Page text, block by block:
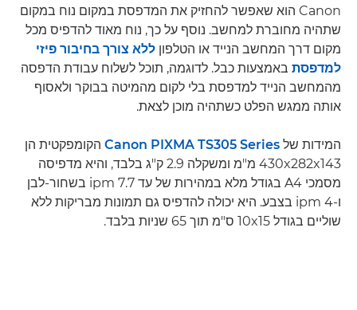
Canon הוא שאפשר להחזיק את המדפסת במקום נוח במקום
שתהיה מחוברת למחשב. נוסף על כך, נוח מאוד להדפיס מכל
מקום דרך המחשב הנייד או הטלפון ללא צורך בחיבור פיזי
למדפסת באמצעות כבל. לדוגמה, תוכל לשלוח עבודת הדפסה
מהמחשב הנייד למדפסת בלי לקום מהמיטה בבוקר ולאסוף
אותה ממגש הפלט כשתהיה מוכן לצאת.
המידות של Canon PIXMA TS305 Series הקומפקטית הן
430x282x143 מ"מ ומשקלה 2.9 ק"ג בלבד, והיא מדפיסה
מסמכי A4 בגודל מלא במהירות של עד 7.7 ipm בשחור-לבן
ו-4 ipm בצבע. היא יכולה להדפיס גם תמונות מבריקות ללא
שוליים בגודל 10x15 ס"מ תוך 65 שניות בלבד.